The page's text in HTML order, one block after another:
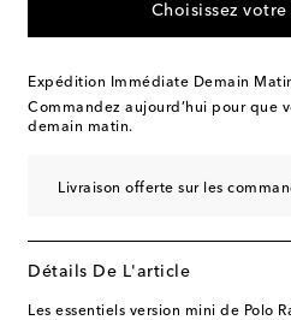
Choisissez
Expédition Immédiate Demain
Commandez aujourd’hui pour que
demain matin.
Livraison offerte sur les
Détails De L'article
Les essentiels version mini de Polo